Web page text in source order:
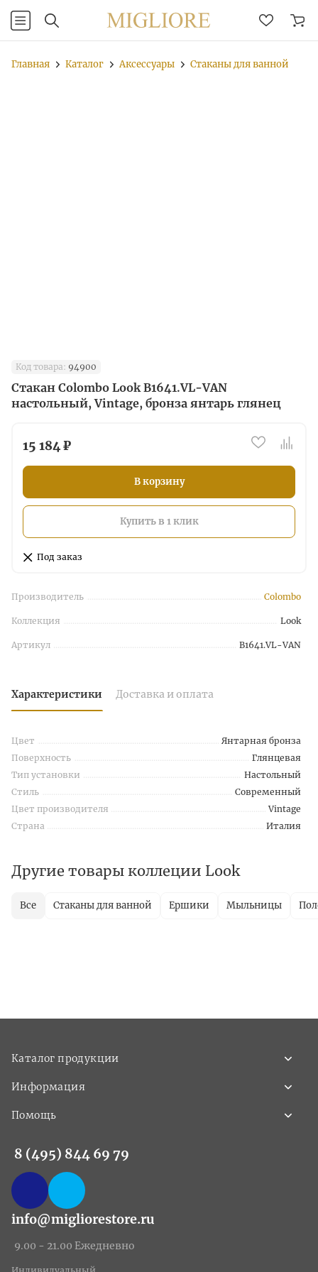
Главная Каталог Аксессуары Стаканы для ванной
Код товара: 94900
Стакан Colombo Look B1641.VL-VAN
настольный, Vintage, бронза янтарь глянец
15 184 ₽
В корзину
Купить в 1 клик
Под заказ
Производитель Colombo
Коллекция Look
Артикул B1641.VL-VAN
Характеристики Доставка и оплата
Цвет
Янтарная бронза
Поверхность
Глянцевая
Тип установки
Настольный
Стиль
Современный
Цвет производителя
Vintage
Страна
Италия
Другие товары коллеции Look
Все Стаканы для ванной Ершики Мыльницы
Каталог продукции
Информация
Помощь
8 (495) 844 69 79
info@migliorestore.ru
9.00 - 21.00 Ежедневно